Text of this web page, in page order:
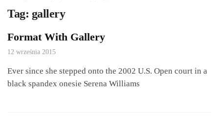
Tag: gallery
Format With Gallery
12 września 2015
Ever since she stepped onto the 2002 U.S. Open court in a
black spandex onesie Serena Williams